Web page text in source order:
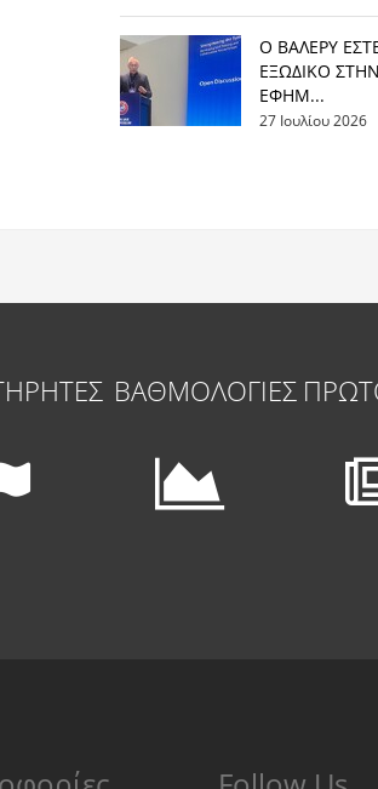
Ο ΒΑΛΕΡΥ
ΕΞΩΔΙΚΟ
ΕΦΗΜ...
27 Ιουλίου 2026
ΒΑΘΜΟΛΟΓΙΕΣ